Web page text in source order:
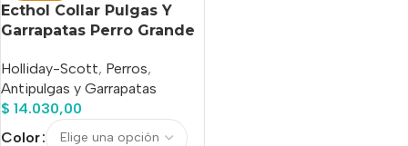
Ecthol Collar Pulgas Y
Garrapatas Perro Grande
Holliday-Scott, Perros,
Antipulgas y Garrapatas
$ 14.030,00
Color